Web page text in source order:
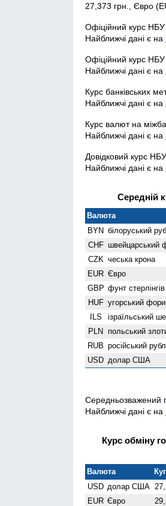
27,373 грн., Євро
Офіційний курс НБУ
Найближчі дані є на
Офіційний курс НБУ
Найближчі дані є на
Курс банківських
Найближчі дані є на
Курс валют на
Найближчі дані є на
Довідковий курс
Найближчі дані є на
Середній
Валюта
BYN білоруський
CHF швейцарський
CZK чеська крона
EUR Євро
GBP фунт
HUF угорський
ILS ізраїльський
PLN польський
RUB російський
USD долар США
Середньозважений
Найближчі дані є на
Курс обміну
Валюта
USD долар США
EUR Євро